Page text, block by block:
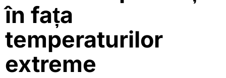
în fața
temperaturilor
extreme